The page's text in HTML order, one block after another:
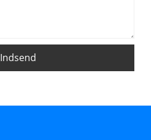
Indsend